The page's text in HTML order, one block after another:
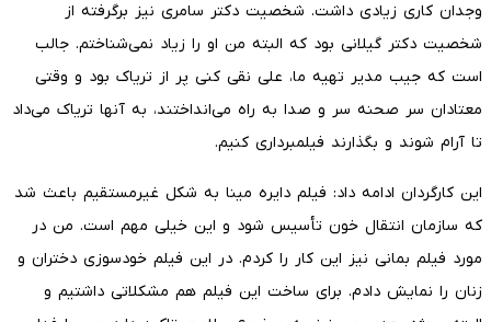
وجدان کاری زیادی داشت. شخصیت دکتر سامری نیز برگرفته از
شخصیت دکتر گیلانی بود که البته من او را زیاد نمی‌شناختم. جالب
است که جیب مدیر تهیه ما، علی نقی کنی پر از تریاک بود و وقتی
معتادان سر صحنه سر و صدا به راه می‌انداختند، به آنها تریاک می‌داد
تا آرام شوند و بگذارند فیلمبرداری کنیم.
این کارگردان ادامه داد: فیلم دایره مینا به شکل غیرمستقیم باعث شد
که سازمان انتقال خون تأسیس شود و این خیلی مهم است. من در
مورد فیلم بمانی نیز این کار را کردم. در این فیلم خودسوزی دختران و
زنان را نمایش دادم. برای ساخت این فیلم هم مشکلاتی داشتیم و